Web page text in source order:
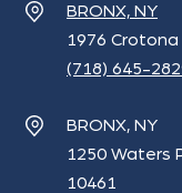
BRONX, NY
1976 Crotona
(718) 645-
BRONX, NY
1250 Waters
10461